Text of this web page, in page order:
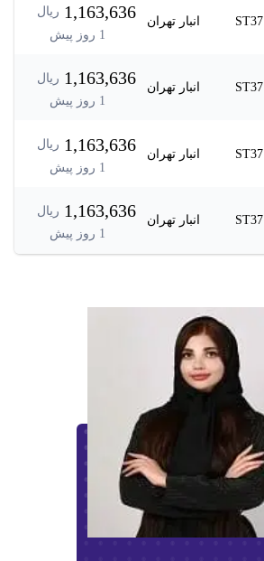
ST37 انبار تهران 1,163,636 ریال
1 روز پیش
ST37 انبار تهران 1,163,636 ریال
1 روز پیش
ST37 انبار تهران 1,163,636 ریال
1 روز پیش
ST37 انبار تهران 1,163,636 ریال
1 روز پیش